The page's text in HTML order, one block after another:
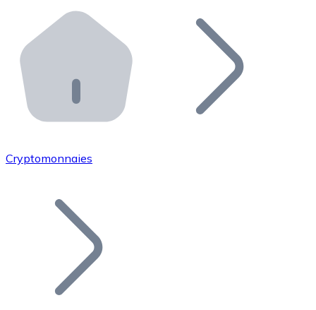
Distributeurs automatiques Bitnovo
Intégrez un ATM Bitnovo dans votre entreprise et
API Bitnovo
Intégrez notre API dans votre écosystème.
Rejoignez notre réseau de distributeurs et
Ajoutez le token de votre projet à notre service
Cryptomonnaies